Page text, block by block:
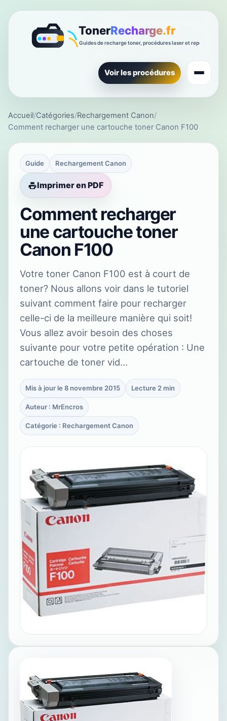
Voir les procédures
Accueil/Catégories/Rechargement Canon/
Comment recharger une cartouche toner Canon F100
Guide Rechargement Canon
Imprimer en PDF
Comment recharger
une cartouche toner
Canon F100
Votre toner Canon F100 est à court de
toner? Nous allons voir dans le tutoriel
suivant comment faire pour recharger
celle-ci de la meilleure manière qui soit!
Vous allez avoir besoin des choses
suivante pour votre petite opération : Une
cartouche de toner vid…
Mis à jour le 8 novembre 2015 Lecture 2 min
Auteur : MrEncros
Catégorie : Rechargement Canon